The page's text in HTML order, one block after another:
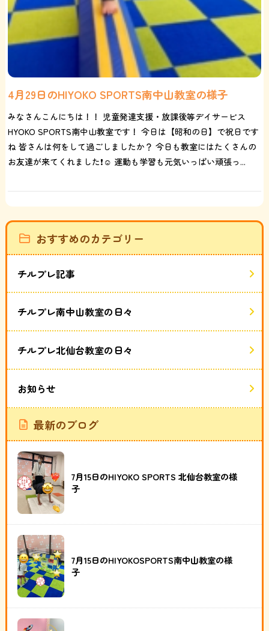
4月29日のHIYOKO SPORTS南中山教室の様子
みなさんこんにちは！！ 児童発達支援・放課後等デイサービス
HYOKO SPORTS南中山教室です！ 今日は【昭和の日】で祝日です
ね 皆さんは何をして過ごしましたか？ 今日も教室にはたくさんの
お友達が来てくれました❗️☺️ 運動も学習も元気いっぱい頑張っ...
おすすめのカテゴリー
チルプレ記事
チルプレ南中山教室の日々
チルプレ北仙台教室の日々
お知らせ
最新のブログ
7月15日のHIYOKO SPORTS 北仙台教室の様
子
7月15日のHIYOKOSPORTS南中山教室の様
子